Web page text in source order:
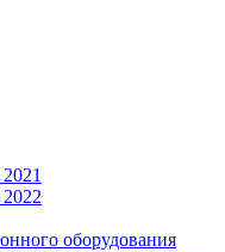
оборудования